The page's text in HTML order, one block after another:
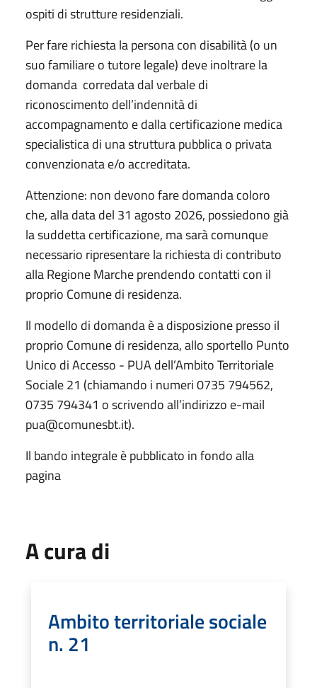
ospiti di strutture residenziali.
Per fare richiesta la persona con disabilità (o un
suo familiare o tutore legale) deve inoltrare la
domanda corredata dal verbale di
riconoscimento dell’indennità di
accompagnamento e dalla certificazione medica
specialistica di una struttura pubblica o privata
convenzionata e/o accreditata.
Attenzione: non devono fare domanda coloro
che, alla data del 31 agosto 2026, possiedono già
la suddetta certificazione, ma sarà comunque
necessario ripresentare la richiesta di contributo
alla Regione Marche prendendo contatti con il
proprio Comune di residenza.
Il modello di domanda è a disposizione presso il
proprio Comune di residenza, allo sportello Punto
Unico di Accesso - PUA dell’Ambito Territoriale
Sociale 21 (chiamando i numeri 0735 794562,
0735 794341 o scrivendo all’indirizzo e-mail
pua@comunesbt.it).
Il bando integrale è pubblicato in fondo alla
pagina
A cura di
Ambito territoriale sociale
n. 21